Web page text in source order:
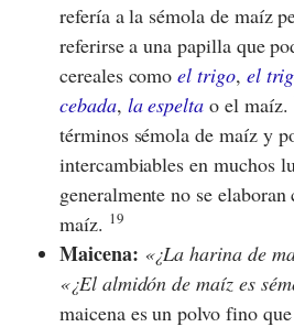
refería a la sémola de maíz
referirse a una papilla que
cereales comoel trigo, el
cebada, la espelta o el maíz.
términos sémola de maíz y
intercambiables en muchos
generalmente no se
maíz. 19
Maicena: ¿La harina de
¿El almidón de maíz es
maicena es un polvo fino